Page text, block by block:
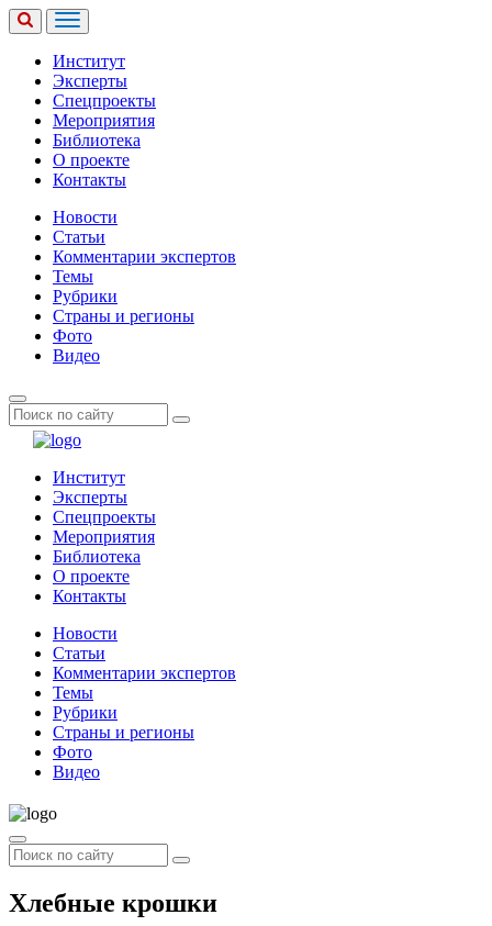
Институт
Эксперты
Спецпроекты
Мероприятия
Библиотека
О проекте
Контакты
Новости
Статьи
Комментарии экспертов
Темы
Рубрики
Страны и регионы
Фото
Видео
Институт
Эксперты
Спецпроекты
Мероприятия
Библиотека
О проекте
Контакты
Новости
Статьи
Комментарии экспертов
Темы
Рубрики
Страны и регионы
Фото
Видео
Хлебные крошки